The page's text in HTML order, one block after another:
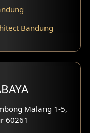
Bandung
Malang 1-5,
60261